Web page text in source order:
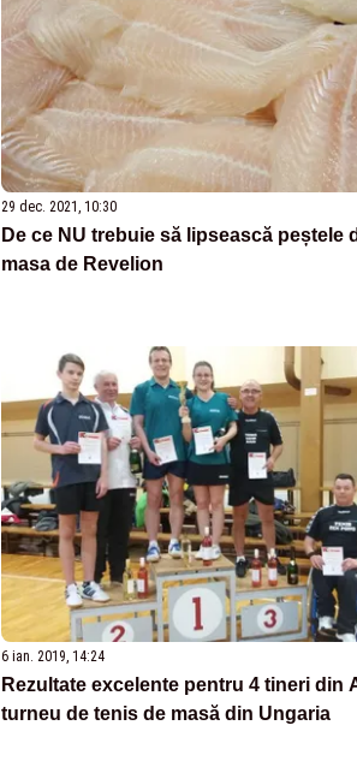
29 dec. 2021, 10:30
De ce NU trebuie să lipsească peștele
masa de Revelion
6 ian. 2019, 14:24
Rezultate excelente pentru 4 tineri din
turneu de tenis de masă din Ungaria